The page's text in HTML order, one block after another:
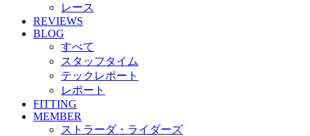
レース
REVIEWS
BLOG
すべて
スタッフタイム
テックレポート
レポート
FITTING
MEMBER
ストラーダ・ライダーズ